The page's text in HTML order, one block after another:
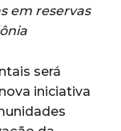
em reservas
será
iniciativa